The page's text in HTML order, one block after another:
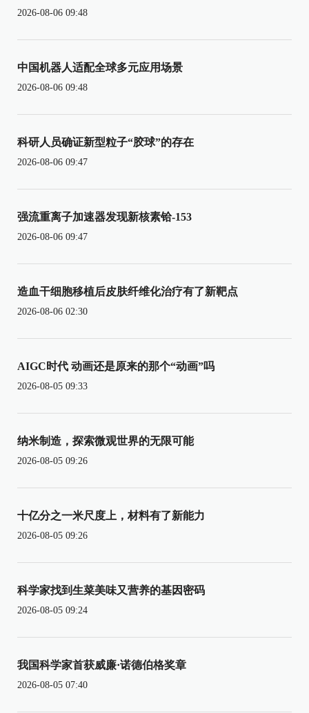
2026-08-06 09:48
中国机器人适配全球多元应用场景
2026-08-06 09:48
科研人员确证新型粒子“胶球”的存在
2026-08-06 09:47
强流重离子加速器发现新核素铪-153
2026-08-06 09:47
造血干细胞移植后皮肤纤维化治疗有了新靶点
2026-08-06 02:30
AIGC时代 动画还是原来的那个“动画”吗
2026-08-05 09:33
纳米制造，探索微观世界的无限可能
2026-08-05 09:26
十亿分之一米尺度上，材料有了新能力
2026-08-05 09:26
科学家找到生菜美味又营养的基因密码
2026-08-05 09:24
我国科学家首获威廉·诺德伯格奖章
2026-08-05 07:40